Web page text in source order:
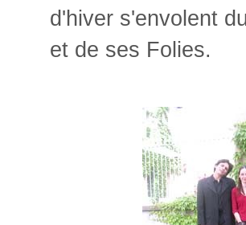
d'hiver s'envolent
et de ses Folies.